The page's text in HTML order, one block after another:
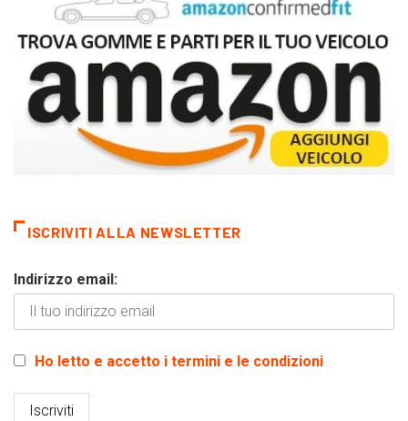
ISCRIVITI ALLA NEWSLETTER
Indirizzo email:
Ho letto e accetto i termini e le condizioni